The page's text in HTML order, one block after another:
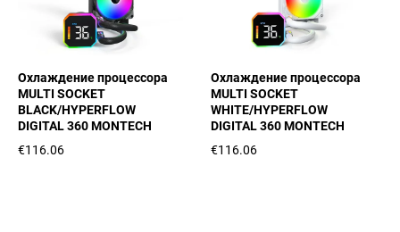
Охлаждение процессора
MULTI SOCKET
BLACK/HYPERFLOW
DIGITAL 360 MONTECH
€116.06
Охлаждение процессора
MULTI SOCKET
WHITE/HYPERFLOW
DIGITAL 360 MONTECH
€116.06